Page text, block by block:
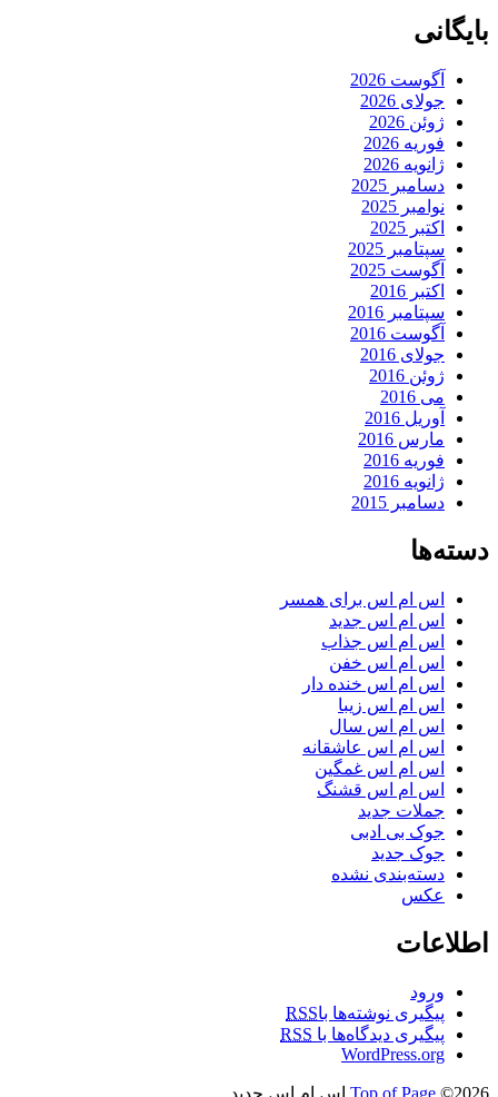
بایگانی
آگوست 2026
جولای 2026
ژوئن 2026
فوریه 2026
ژانویه 2026
دسامبر 2025
نوامبر 2025
اکتبر 2025
سپتامبر 2025
آگوست 2025
اکتبر 2016
سپتامبر 2016
آگوست 2016
جولای 2016
ژوئن 2016
می 2016
آوریل 2016
مارس 2016
فوریه 2016
ژانویه 2016
دسامبر 2015
دسته‌ها
اس ام اس برای همسر
اس ام اس جدید
اس ام اس جذاب
اس ام اس خفن
اس ام اس خنده دار
اس ام اس زیبا
اس ام اس سال
اس ام اس عاشقانه
اس ام اس غمگین
اس ام اس قشنگ
جملات جدید
جوک بی ادبی
جوک جدید
دسته‌بندی نشده
عکس
اطلاعات
ورود
پیگیری نوشته‌ها باRSS
پیگیری دیدگاه‌ها با RSS
WordPress.org
Top of Page ©2026 اس ام اس جدید